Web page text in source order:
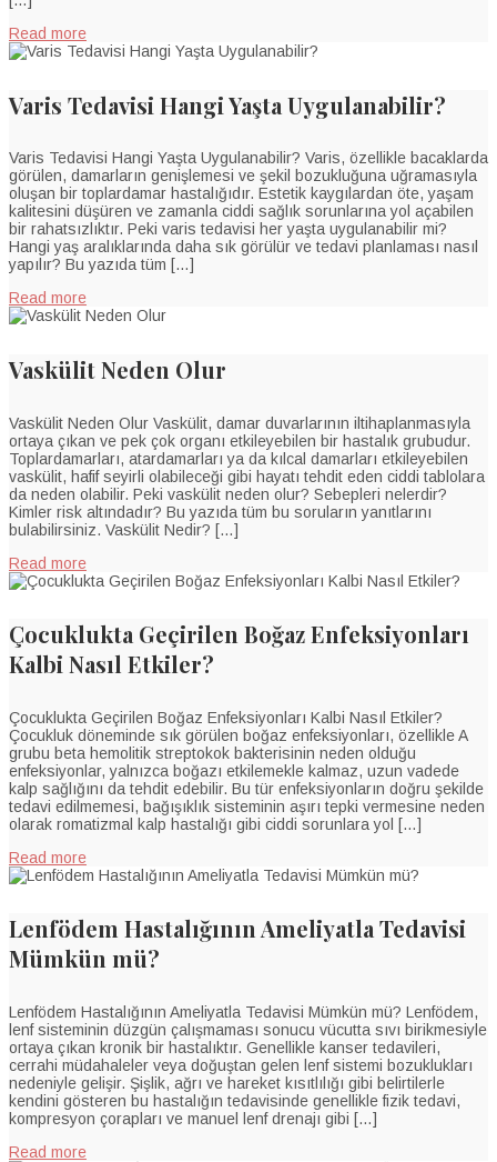
Read more
Varis Tedavisi Hangi Yaşta Uygulanabilir?
Varis Tedavisi Hangi Yaşta Uygulanabilir? Varis, özellikle bacaklarda
görülen, damarların genişlemesi ve şekil bozukluğuna uğramasıyla
oluşan bir toplardamar hastalığıdır. Estetik kaygılardan öte, yaşam
kalitesini düşüren ve zamanla ciddi sağlık sorunlarına yol açabilen
bir rahatsızlıktır. Peki varis tedavisi her yaşta uygulanabilir mi?
Hangi yaş aralıklarında daha sık görülür ve tedavi planlaması nasıl
yapılır? Bu yazıda tüm […]
Read more
Vaskülit Neden Olur
Vaskülit Neden Olur Vaskülit, damar duvarlarının iltihaplanmasıyla
ortaya çıkan ve pek çok organı etkileyebilen bir hastalık grubudur.
Toplardamarları, atardamarları ya da kılcal damarları etkileyebilen
vaskülit, hafif seyirli olabileceği gibi hayatı tehdit eden ciddi tablolara
da neden olabilir. Peki vaskülit neden olur? Sebepleri nelerdir?
Kimler risk altındadır? Bu yazıda tüm bu soruların yanıtlarını
bulabilirsiniz. Vaskülit Nedir? […]
Read more
Çocuklukta Geçirilen Boğaz Enfeksiyonları
Kalbi Nasıl Etkiler?
Çocuklukta Geçirilen Boğaz Enfeksiyonları Kalbi Nasıl Etkiler?
Çocukluk döneminde sık görülen boğaz enfeksiyonları, özellikle A
grubu beta hemolitik streptokok bakterisinin neden olduğu
enfeksiyonlar, yalnızca boğazı etkilemekle kalmaz, uzun vadede
kalp sağlığını da tehdit edebilir. Bu tür enfeksiyonların doğru şekilde
tedavi edilmemesi, bağışıklık sisteminin aşırı tepki vermesine neden
olarak romatizmal kalp hastalığı gibi ciddi sorunlara yol […]
Read more
Lenfödem Hastalığının Ameliyatla Tedavisi
Mümkün mü?
Lenfödem Hastalığının Ameliyatla Tedavisi Mümkün mü? Lenfödem,
lenf sisteminin düzgün çalışmaması sonucu vücutta sıvı birikmesiyle
ortaya çıkan kronik bir hastalıktır. Genellikle kanser tedavileri,
cerrahi müdahaleler veya doğuştan gelen lenf sistemi bozuklukları
nedeniyle gelişir. Şişlik, ağrı ve hareket kısıtlılığı gibi belirtilerle
kendini gösteren bu hastalığın tedavisinde genellikle fizik tedavi,
kompresyon çorapları ve manuel lenf drenajı gibi […]
Read more